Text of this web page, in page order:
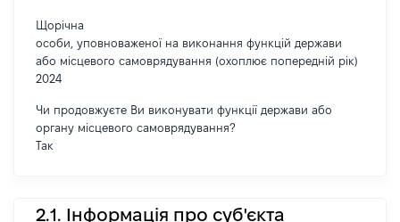
Щорічна
особи, уповноваженої на виконання функцій держави
або місцевого самоврядування (охоплює попередній рік)
2024
Чи продовжуєте Ви виконувати функції держави або
органу місцевого самоврядування?
Так
2.1. Інформація про суб'єкта